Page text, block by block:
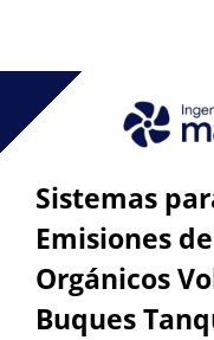
contenido
Sistemas
Emisiones
Orgánicos
Buques